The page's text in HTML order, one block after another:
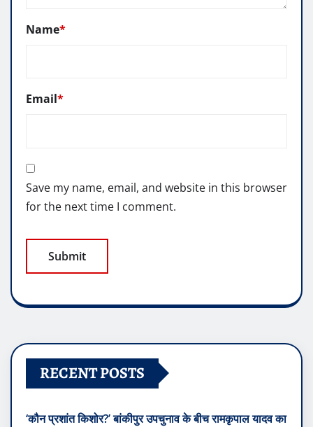
Name*
Email*
Save my name, email, and website in this browser
for the next time I comment.
RECENT POSTS
‘कौन प्रशांत किशोर?’ बांकीपुर उपचुनाव के बीच रामकृपाल यादव का